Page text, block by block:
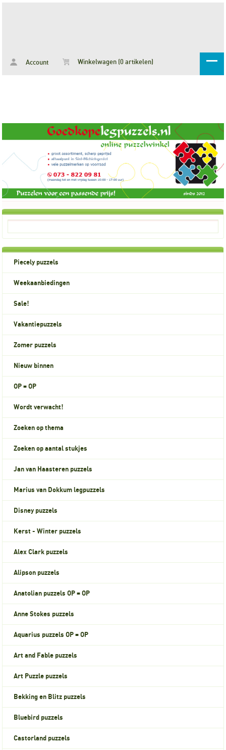
Account Winkelwagen (0 artikelen)
Piecely puzzels
Weekaanbiedingen
Sale!
Vakantiepuzzels
Zomer puzzels
Nieuw binnen
OP = OP
Wordt verwacht!
Zoeken op thema
Zoeken op aantal stukjes
Jan van Haasteren puzzels
Marius van Dokkum legpuzzels
Disney puzzels
Kerst - Winter puzzels
Alex Clark puzzels
Alipson puzzels
Anatolian puzzels OP = OP
Anne Stokes puzzels
Aquarius puzzels OP = OP
Art and Fable puzzels
Art Puzzle puzzels
Bekking en Blitz puzzels
Bluebird puzzels
Castorland puzzels